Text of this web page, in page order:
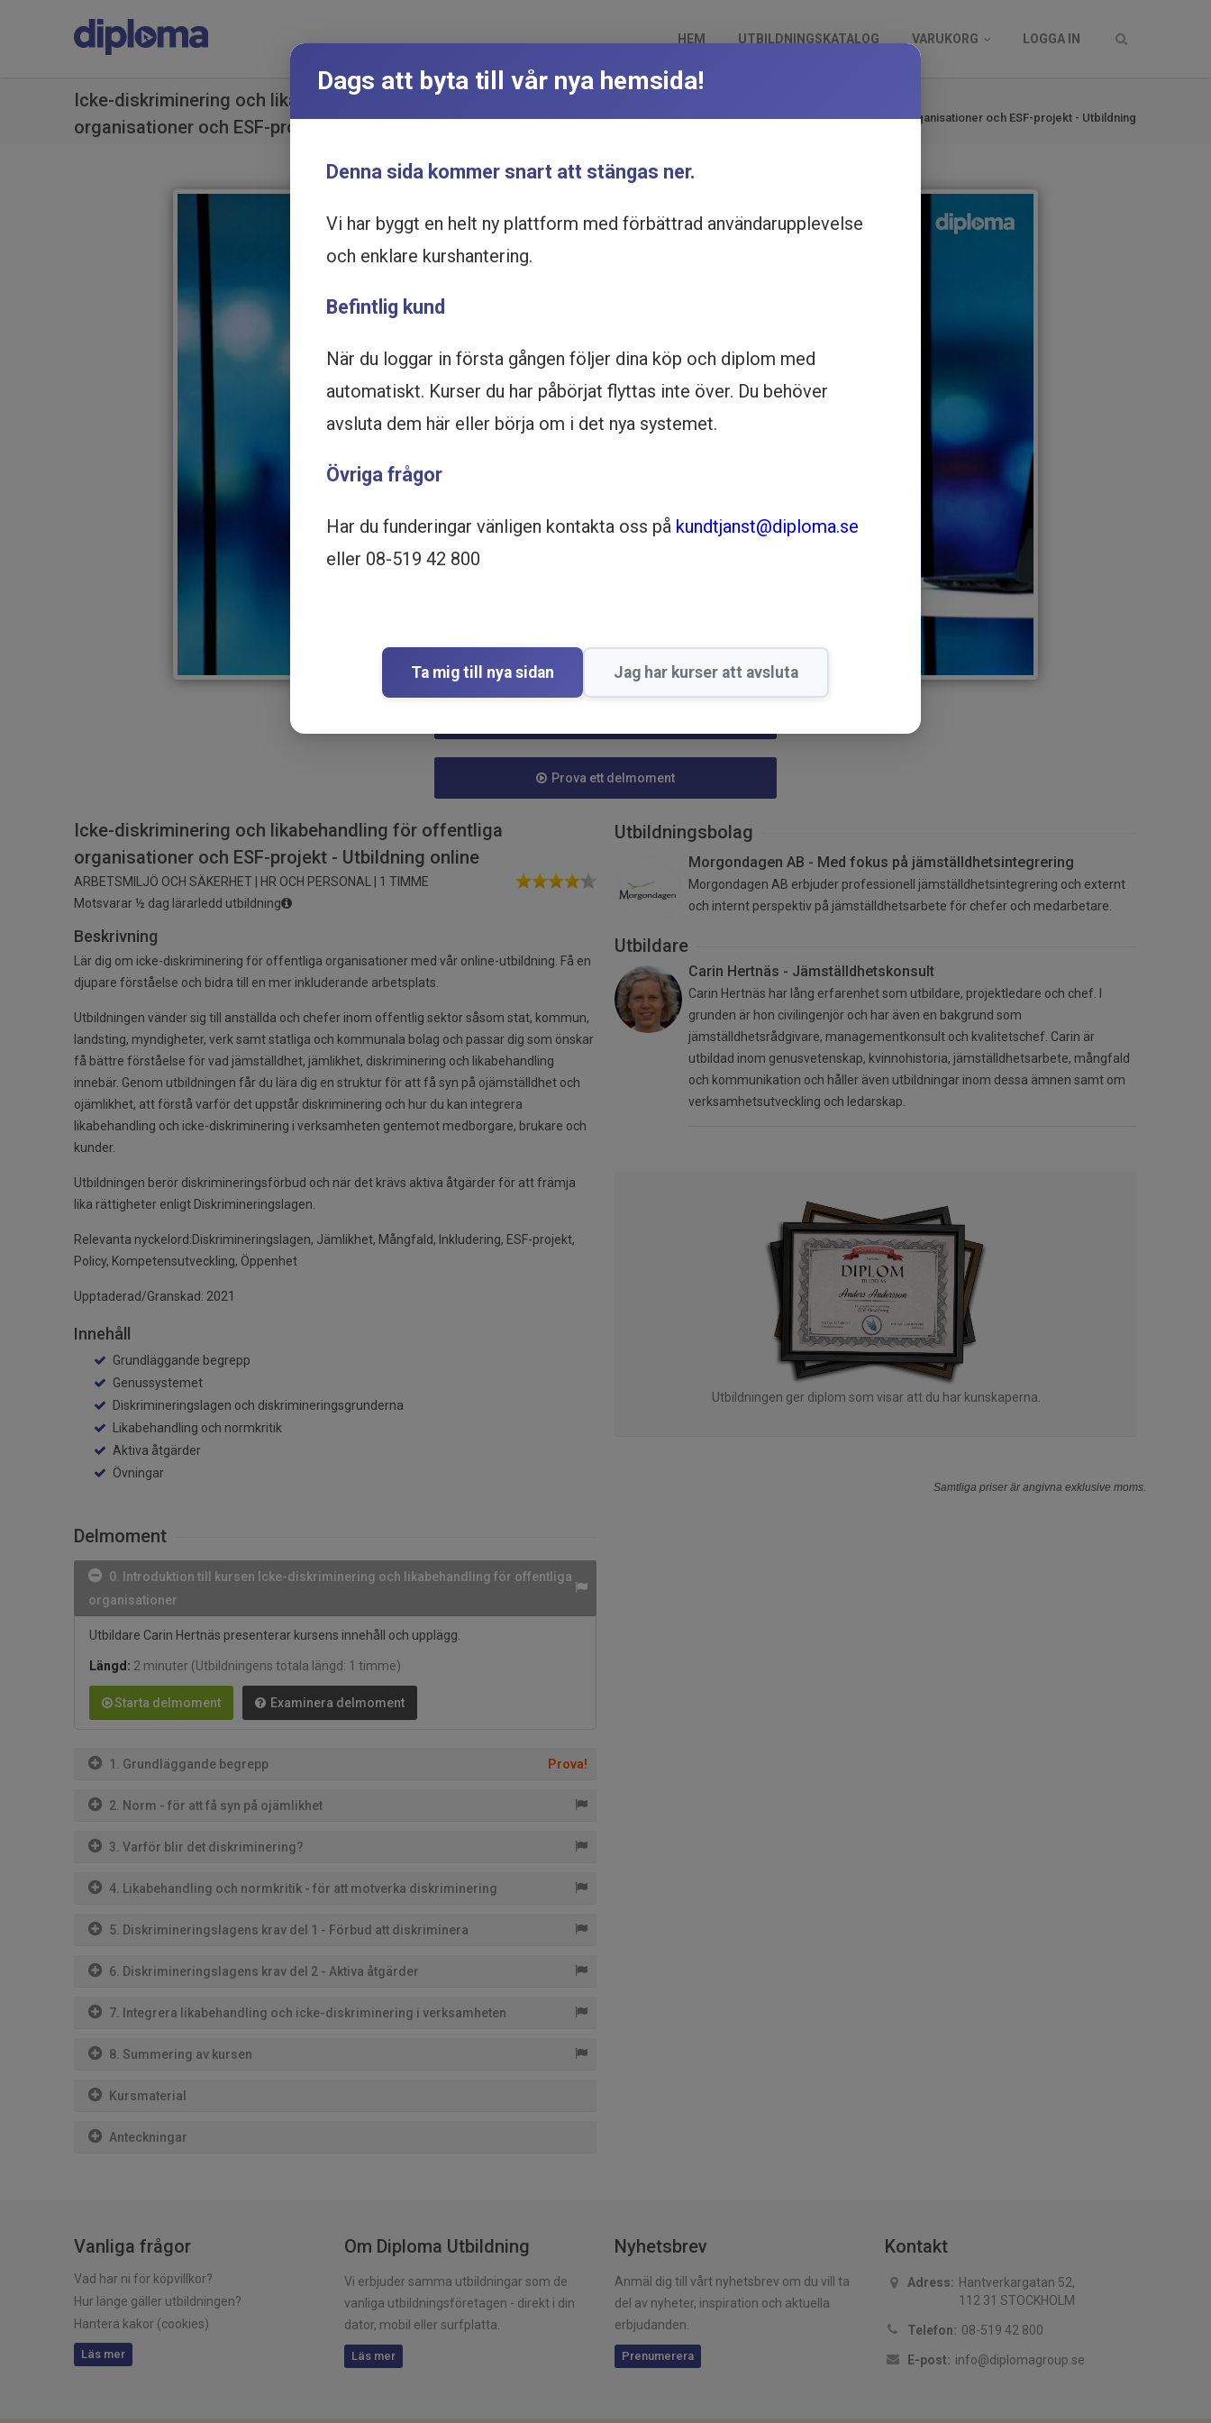
HEM UTBILDNINGSKATALOG VARUKORG LOGGA IN
Icke-diskriminering och likabehandling för offentliga
organisationer och ESF-projekt - Utbildning online
Icke-diskriminering och likabehandling för offentliga organisationer och ESF-projekt - Utbildning
Prova ett delmoment
Icke-diskriminering och likabehandling för offentliga
organisationer och ESF-projekt - Utbildning online
ARBETSMILJÖ OCH SÄKERHET | HR OCH PERSONAL | 1 TIMME
Motsvarar ½ dag lärarledd utbildning
Beskrivning
Lär dig om icke-diskriminering för offentliga organisationer med vår online-utbildning. Få en
djupare förståelse och bidra till en mer inkluderande arbetsplats.
Utbildningen vänder sig till anställda och chefer inom offentlig sektor såsom stat, kommun,
landsting, myndigheter, verk samt statliga och kommunala bolag och passar dig som önskar
få bättre förståelse för vad jämställdhet, jämlikhet, diskriminering och likabehandling
innebär. Genom utbildningen får du lära dig en struktur för att få syn på ojämställdhet och
ojämlikhet, att förstå varför det uppstår diskriminering och hur du kan integrera
likabehandling och icke-diskriminering i verksamheten gentemot medborgare, brukare och
kunder.
Utbildningen berör diskrimineringsförbud och när det krävs aktiva åtgärder för att främja
lika rättigheter enligt Diskrimineringslagen.
Relevanta nyckelord:Diskrimineringslagen, Jämlikhet, Mångfald, Inkludering, ESF-projekt,
Policy, Kompetensutveckling, Öppenhet
Upptaderad/Granskad: 2021
Innehåll
Grundläggande begrepp
Genussystemet
Diskrimineringslagen och diskrimineringsgrunderna
Likabehandling och normkritik
Aktiva åtgärder
Övningar
Delmoment
0. Introduktion till kursen Icke-diskriminering och likabehandling för offentliga
organisationer
Utbildare Carin Hertnäs presenterar kursens innehåll och upplägg.
Längd: 2 minuter (Utbildningens totala längd: 1 timme)
Starta delmoment Examinera delmoment
1. Grundläggande begrepp Prova!
2. Norm - för att få syn på ojämlikhet
3. Varför blir det diskriminering?
4. Likabehandling och normkritik - för att motverka diskriminering
5. Diskrimineringslagens krav del 1 - Förbud att diskriminera
6. Diskrimineringslagens krav del 2 - Aktiva åtgärder
7. Integrera likabehandling och icke-diskriminering i verksamheten
8. Summering av kursen
Kursmaterial
Anteckningar
Utbildningsbolag
Morgondagen AB - Med fokus på jämställdhetsintegrering
Morgondagen AB erbjuder professionell jämställdhetsintegrering och externt
och internt perspektiv på jämställdhetsarbete för chefer och medarbetare.
Utbildare
Carin Hertnäs - Jämställdhetskonsult
Carin Hertnäs har lång erfarenhet som utbildare, projektledare och chef. I
grunden är hon civilingenjör och har även en bakgrund som
jämställdhetsrådgivare, managementkonsult och kvalitetschef. Carin är
utbildad inom genusvetenskap, kvinnohistoria, jämställdhetsarbete, mångfald
och kommunikation och håller även utbildningar inom dessa ämnen samt om
verksamhetsutveckling och ledarskap.
Utbildningen ger diplom som visar att du har kunskaperna.
Samtliga priser är angivna exklusive moms.
Vanliga frågor
Vad har ni för köpvillkor?
Hur länge gäller utbildningen?
Hantera kakor (cookies)
Läs mer
Om Diploma Utbildning
Vi erbjuder samma utbildningar som de
vanliga utbildningsföretagen - direkt i din
dator, mobil eller surfplatta.
Läs mer
Nyhetsbrev
Anmäl dig till vårt nyhetsbrev om du vill ta
del av nyheter, inspiration och aktuella
erbjudanden.
Prenumerera
Kontakt
Adress: Hantverkargatan 52,
112 31 STOCKHOLM
Telefon: 08-519 42 800
E-post: info@diplomagroup.se
Dags att byta till vår nya hemsida!
Denna sida kommer snart att stängas ner.
Vi har byggt en helt ny plattform med förbättrad användarupplevelse
och enklare kurshantering.
Befintlig kund
När du loggar in första gången följer dina köp och diplom med
automatiskt. Kurser du har påbörjat flyttas inte över. Du behöver
avsluta dem här eller börja om i det nya systemet.
Övriga frågor
Har du funderingar vänligen kontakta oss på kundtjanst@diploma.se
eller 08-519 42 800
Ta mig till nya sidan Jag har kurser att avsluta